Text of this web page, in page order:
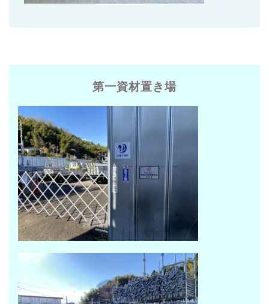
第一資材置き場